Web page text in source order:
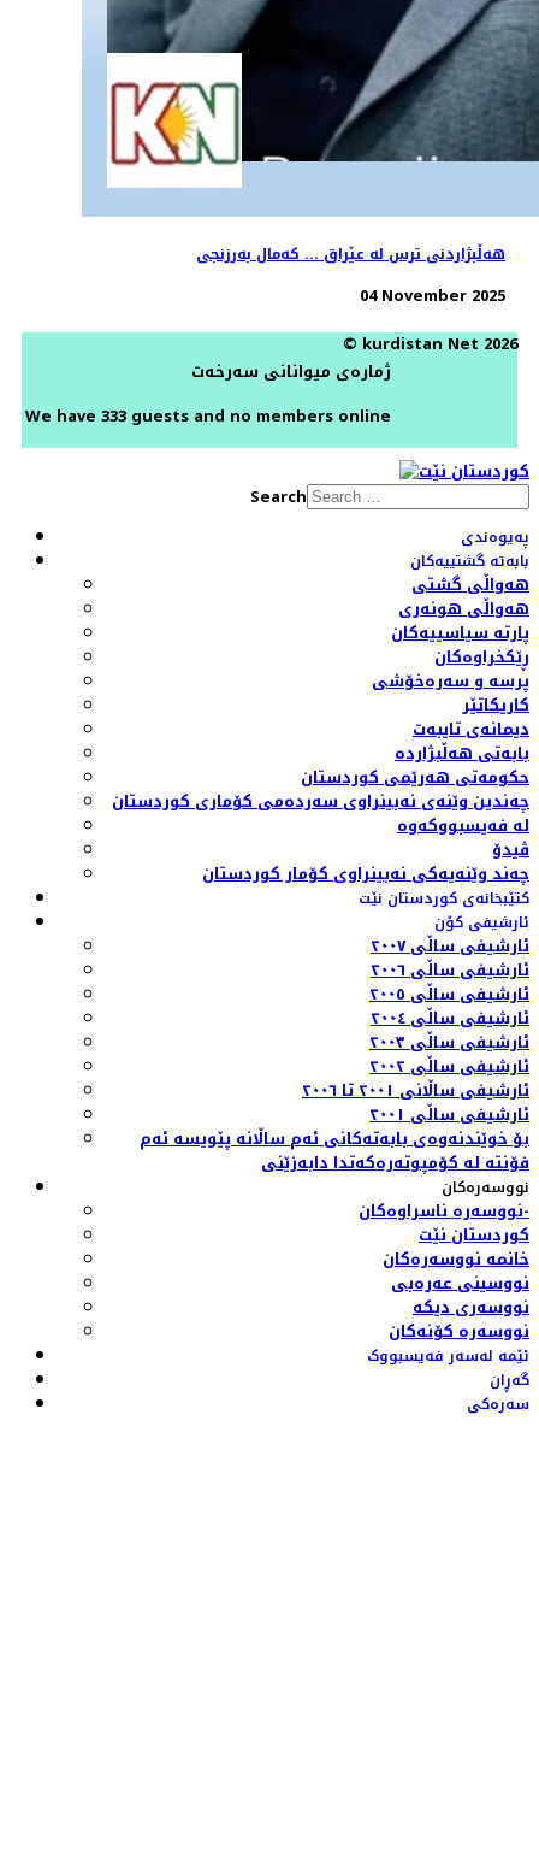
هەڵبژاردنی ترس لە عێراق ... کەمال بەرزنجی
04 November 2025
© kurdistan Net 2026
ژمارەی میوانانی سەرخەت
We have 333 guests and no members online
Search
پەیوەندی
بابەتە گشتییەکان
هەواڵی گشتی
هەواڵی هونەری
پارتە سیاسییەکان
ڕێکخراوەکان
پرسە و سەرەخۆشی
کاریکاتێر
دیمانەی تایبەت
بابەتی هەڵبژاردە
حکومەتی هەرێمی کوردستان
چەندین وێنەی نەبینراوی سەردەمی کۆماری کوردستان
لە فەیسبووکەوە
ڤیدۆ
چەند وێنەیەکی نەبینراوی کۆمار کوردستان
کتێبخانەی کوردستان نێت
ئارشیفی کۆن
ئارشیفی ساڵی ٢٠٠٧
ئارشیفی ساڵی ٢٠٠٦
ئارشیفی ساڵی ٢٠٠٥
ئارشیفی ساڵی ٢٠٠٤
ئارشیفی ساڵی ٢٠٠٣
ئارشیفی ساڵی ٢٠٠٢
ئارشیفی ساڵانی ٢٠٠١ تا ٢٠٠٦
ئارشیفی ساڵی ٢٠٠١
بۆ خوێندنەوەی بابەتەکانی ئەم ساڵانە پێویسە ئەم
فۆنتە لە کۆمپوتەرەکەتدا دابەزێنی
نووسەرەکان
نووسەرە ناسراوەکان-
کوردستان نێت
خانمە نووسەرەکان
نووسینی عەرەبی
نووسەری دیکە
نووسەرە کۆنەکان
ئێمە لەسەر فەیسبووک
گەڕان
سەرەکی